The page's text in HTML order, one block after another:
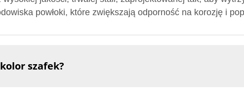
powłoki, które zwiększają odporność na korozję i
szafek?